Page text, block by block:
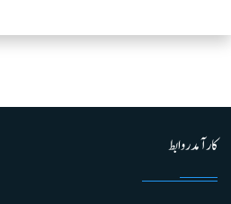
کارآمد روابط